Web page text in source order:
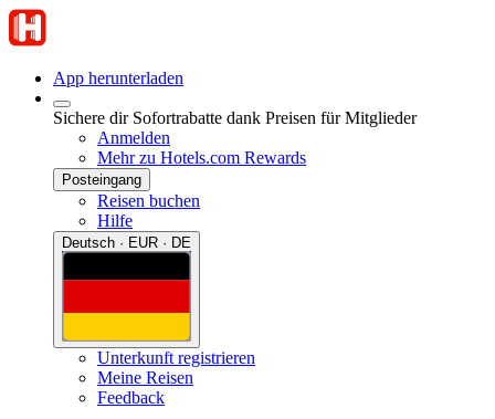
App herunterladen
Sichere dir Sofortrabatte dank Preisen für Mitglieder
Anmelden
Mehr zu Hotels.com Rewards
Posteingang
Reisen buchen
Hilfe
Deutsch · EUR · DE
Unterkunft registrieren
Meine Reisen
Feedback